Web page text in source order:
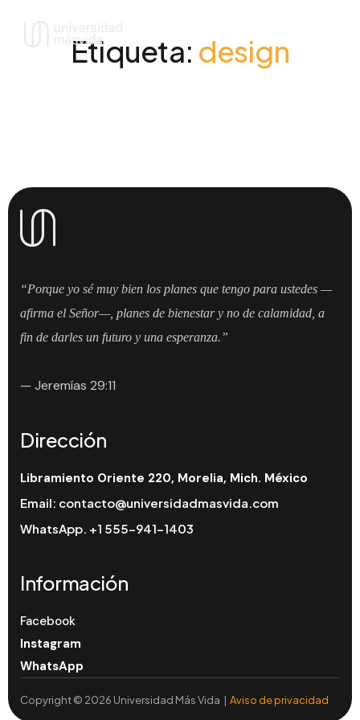
Etiqueta: design
“Porque yo sé muy bien los planes que tengo para ustedes —
afirma el Señor—, planes de bienestar y no de calamidad, a
fin de darles un futuro y una esperanza.”
— Jeremías 29:11
Dirección
Libramiento Oriente 220, Morelia, Mich. México
Email: contacto@universidadmasvida.com
WhatsApp. +1 555-941-1403
Información
Facebook
Instagram
WhatsApp
Copyright © 2026 Universidad Más Vida | Aviso de privacidad